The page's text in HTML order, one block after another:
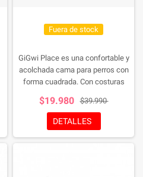
Fuera de stock
GiGwi Place es una confortable y
acolchada cama para perros con
forma cuadrada. Con costuras
combinación de colores.
Fabricada en materiales de gran
calidad y lavable en lavadora. Con
cómodos tiradores laterales para
$19.980 $39.990
DETALLES